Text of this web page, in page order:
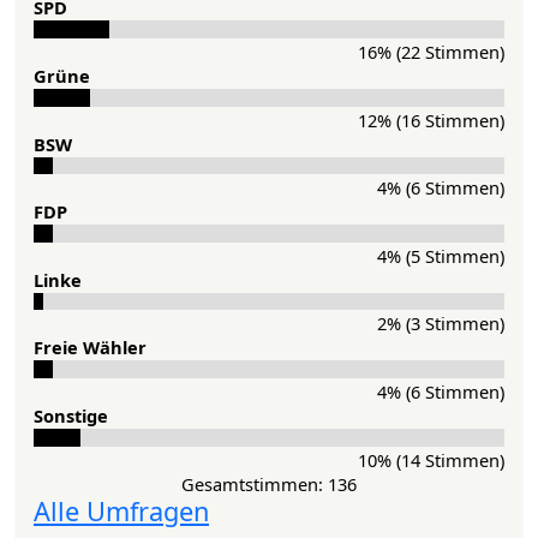
SPD
16% (22 Stimmen)
Grü­ne
12% (16 Stimmen)
BSW
4% (6 Stimmen)
FDP
4% (5 Stimmen)
Lin­ke
2% (3 Stimmen)
Freie Wähler
4% (6 Stimmen)
Sonstige
10% (14 Stimmen)
Gesamtstimmen: 136
Alle Umfragen